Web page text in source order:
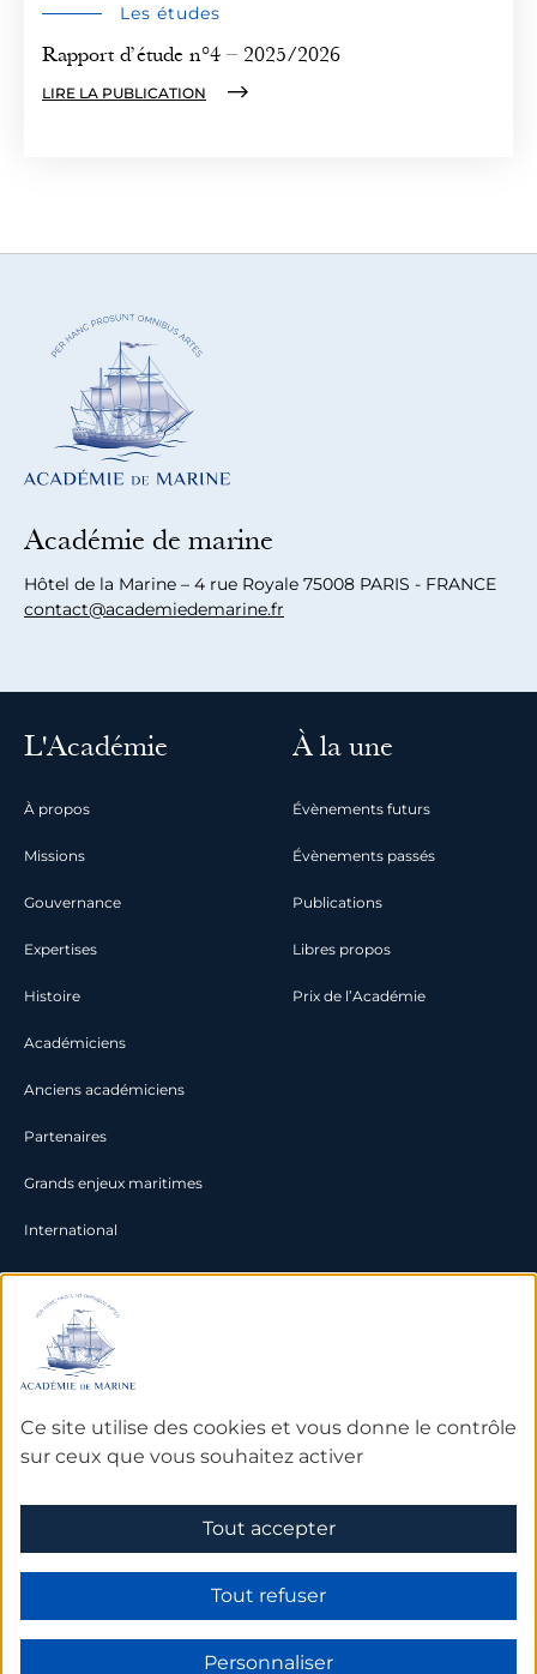
Ce site utilise des cookies et vous donne le contrôle
sur ceux que vous souhaitez activer
Tout accepter
Tout refuser
Personnaliser
Les études
Rapport d’étude n°4 – 2025/2026
LIRE LA PUBLICATION
Académie de marine
Hôtel de la Marine – 4 rue Royale 75008 PARIS - FRANCE
contact@academiedemarine.fr
L'Académie
À propos
Missions
Gouvernance
Expertises
Histoire
Académiciens
Anciens académiciens
Partenaires
Grands enjeux maritimes
International
À la une
Évènements futurs
Évènements passés
Publications
Libres propos
Prix de l’Académie
Documentation
Archives
données